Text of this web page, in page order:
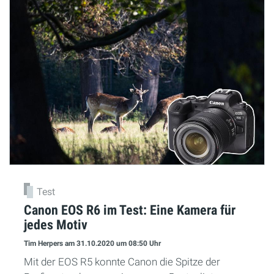
Test
Canon EOS R6 im Test: Eine Kamera für
jedes Motiv
Tim Herpers am 31.10.2020 um 08:50 Uhr
Mit der EOS R5 konnte Canon die Spitze der